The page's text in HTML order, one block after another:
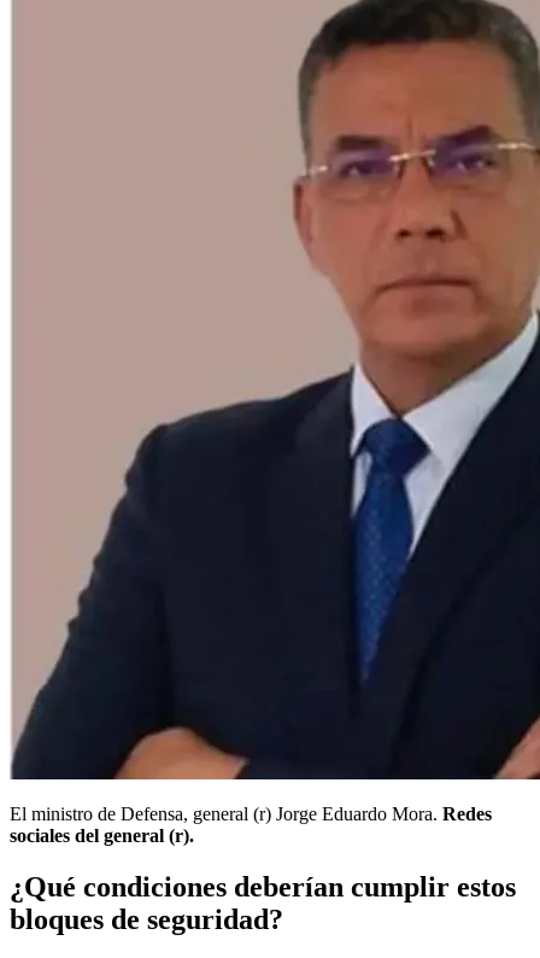
El ministro de Defensa, general (r) Jorge Eduardo Mora. Redes
sociales del general (r).
¿Qué condiciones deberían cumplir estos
bloques de seguridad?